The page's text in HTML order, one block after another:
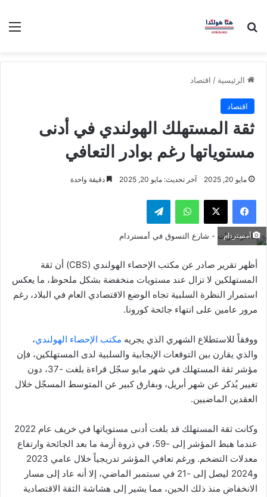
بحث عن
الرئيسية / اقتصاد
اقتصاد
ثقة المستهلك الهولندي في أدنى
مستوياتها رغم بوادر التعافي
مايو 20, 2025 آخر تحديث: مايو 20, 2025 دقيقة واحدة
فيسبوك ‫X واتساب تيلقرام
أمستردام
أظهر تقرير صادر عن مكتب الإحصاء الهولندي (CBS) أن ثقة
المستهلكين لا تزال عند مستويات منخفضة بشكل ملحوظ، ما يعكس
استمرار النظرة السلبية تجاه الوضع الاقتصادي العام في البلاد، رغم
مرور عامين على انتهاء جائحة كورونا.
ووفقاً للاستطلاع الشهري الذي يجريه مكتب الإحصاء الهولندي،
والذي يقارن بين التوقعات الإيجابية والسلبية لدى المستهلكين، فإن
مؤشر ثقة المستهلك في شهر مايو سجّل قراءة بلغت -37، دون
تغيير يُذكر عن شهر أبريل، وبفارق كبير عن المتوسط المسجّل خلال
العقدين الماضيين.
وكانت ثقة المستهلك قد بلغت أدنى مستوياتها في خريف عام 2022
عندما هبط المؤشر إلى -59، في ذروة أزمة ما بعد الجائحة وارتفاع
معدلات التضخم. ورغم تعافي المؤشر تدريجياً خلال عامي 2023
و2024 ليصل إلى -21 في سبتمبر الماضي، إلا أنه عاد إلى مسار
الانخفاض منذ ذلك الحين، مما يشير إلى هشاشة الثقة الاقتصادية